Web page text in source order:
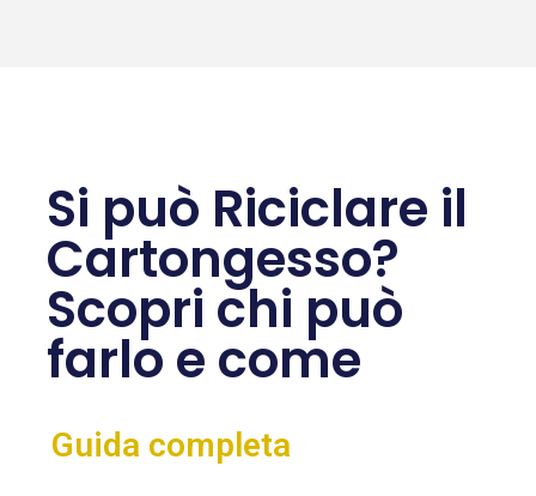
Si può Riciclare il
Cartongesso?
Scopri chi può
farlo e come
Guida completa